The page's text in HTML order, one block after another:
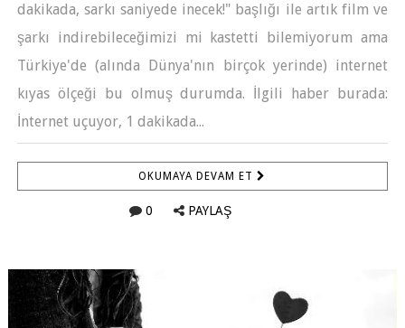
dakikada, sarkı saniyede inecek!" başlığı ile artık film ve
şarkı indirebileceğimizi mi kastetti bilemiyorum ama
Türkiye'de (alında Dünya'nın birçok yerinde) internet
kıyas ölçeği bu olmuş durumda. İlgili haber burada:
İnternet uçuyor, 1 dakikada...
OKUMAYA DEVAM ET
0 PAYLAŞ